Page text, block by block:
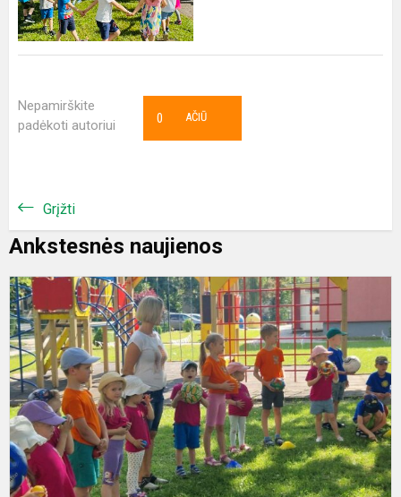
Nepamirškite
padėkoti autoriui
AČIŪ
0
Grįžti
Ankstesnės naujienos